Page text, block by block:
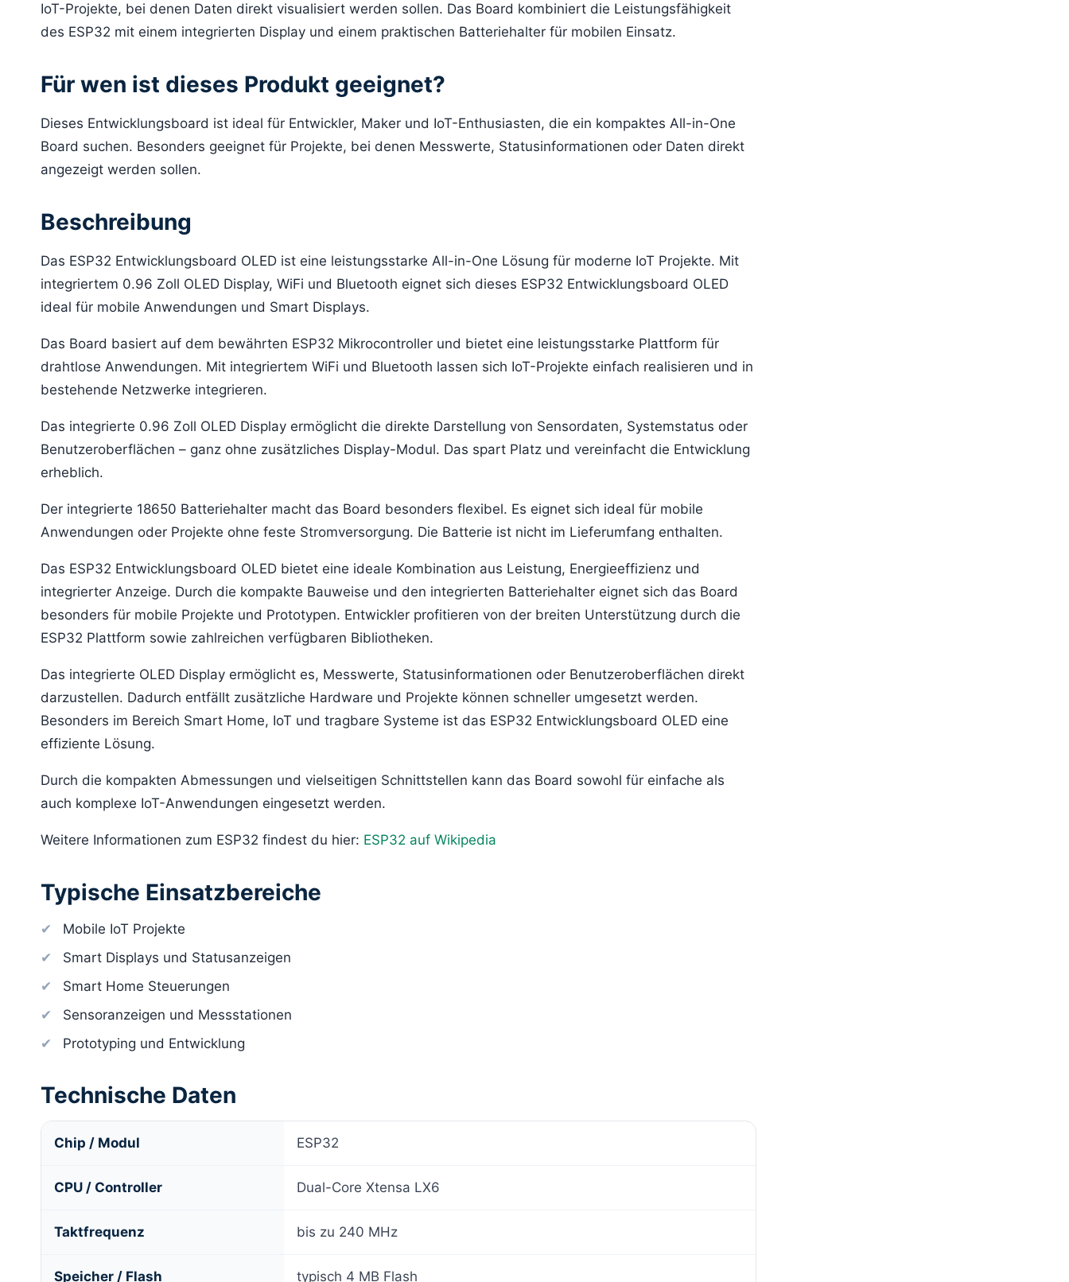
IoT-Projekte, bei denen Daten direkt visualisiert werden sollen. Das Board kombiniert die Leistungsfähigkeit
des ESP32 mit einem integrierten Display und einem praktischen Batteriehalter für mobilen Einsatz.
Für wen ist dieses Produkt geeignet?
Dieses Entwicklungsboard ist ideal für Entwickler, Maker und IoT-Enthusiasten, die ein kompaktes All-in-One
Board suchen. Besonders geeignet für Projekte, bei denen Messwerte, Statusinformationen oder Daten direkt
angezeigt werden sollen.
Beschreibung
Das ESP32 Entwicklungsboard OLED ist eine leistungsstarke All-in-One Lösung für moderne IoT Projekte. Mit
integriertem 0.96 Zoll OLED Display, WiFi und Bluetooth eignet sich dieses ESP32 Entwicklungsboard OLED
ideal für mobile Anwendungen und Smart Displays.
Das Board basiert auf dem bewährten ESP32 Mikrocontroller und bietet eine leistungsstarke Plattform für
drahtlose Anwendungen. Mit integriertem WiFi und Bluetooth lassen sich IoT-Projekte einfach realisieren und in
bestehende Netzwerke integrieren.
Das integrierte 0.96 Zoll OLED Display ermöglicht die direkte Darstellung von Sensordaten, Systemstatus oder
Benutzeroberflächen – ganz ohne zusätzliches Display-Modul. Das spart Platz und vereinfacht die Entwicklung
erheblich.
Der integrierte 18650 Batteriehalter macht das Board besonders flexibel. Es eignet sich ideal für mobile
Anwendungen oder Projekte ohne feste Stromversorgung. Die Batterie ist nicht im Lieferumfang enthalten.
Das ESP32 Entwicklungsboard OLED bietet eine ideale Kombination aus Leistung, Energieeffizienz und
integrierter Anzeige. Durch die kompakte Bauweise und den integrierten Batteriehalter eignet sich das Board
besonders für mobile Projekte und Prototypen. Entwickler profitieren von der breiten Unterstützung durch die
ESP32 Plattform sowie zahlreichen verfügbaren Bibliotheken.
Das integrierte OLED Display ermöglicht es, Messwerte, Statusinformationen oder Benutzeroberflächen direkt
darzustellen. Dadurch entfällt zusätzliche Hardware und Projekte können schneller umgesetzt werden.
Besonders im Bereich Smart Home, IoT und tragbare Systeme ist das ESP32 Entwicklungsboard OLED eine
effiziente Lösung.
Durch die kompakten Abmessungen und vielseitigen Schnittstellen kann das Board sowohl für einfache als
auch komplexe IoT-Anwendungen eingesetzt werden.
Weitere Informationen zum ESP32 findest du hier: ESP32 auf Wikipedia
Typische Einsatzbereiche
Mobile IoT Projekte
Smart Displays und Statusanzeigen
Smart Home Steuerungen
Sensoranzeigen und Messstationen
Prototyping und Entwicklung
Technische Daten
Chip / Modul ESP32
CPU / Controller Dual-Core Xtensa LX6
Taktfrequenz bis zu 240 MHz
Speicher / Flash typisch 4 MB Flash